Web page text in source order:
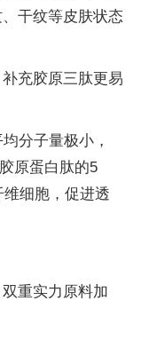
干纹等皮肤状态
充胶原三肽更易
分子量极小，
原蛋白肽的5
细胞，促进透
重实力原料加